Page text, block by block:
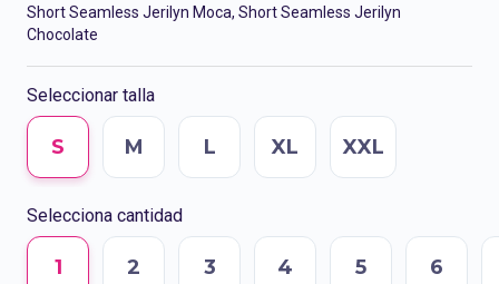
Short Seamless Jerilyn Moca, Short Seamless Jerilyn
Chocolate
Seleccionar talla
S M L XL XXL
Selecciona cantidad
1 2 3 4 5 6